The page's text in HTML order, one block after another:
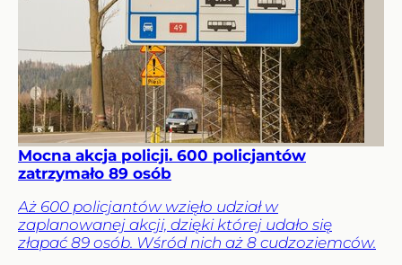
Mocna akcja policji. 600 policjantów
zatrzymało 89 osób
Aż 600 policjantów wzięło udział w
zaplanowanej akcji, dzięki której udało się
złapać 89 osób. Wśród nich aż 8 cudzoziemców.